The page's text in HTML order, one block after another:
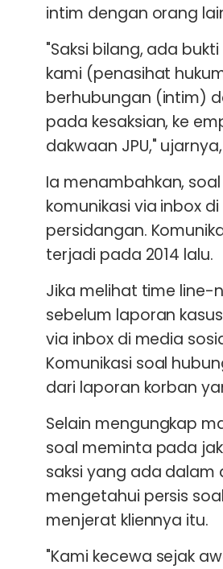
intim dengan orang
"Saksi bilang, ada
kami (penasihat
berhubungan (intim)
pada kesaksian, ke
dakwaan JPU,"
Ia menambahkan,
komunikasi via inbox
persidangan.
terjadi pada 2014 lalu.
Jika melihat time line-
sebelum laporan
via inbox di media
Komunikasi soal
dari laporan korban
Selain mengungkap
soal meminta pada
saksi yang ada dalam
mengetahui persis
menjerat kliennya itu.
"Kami kecewa sejak